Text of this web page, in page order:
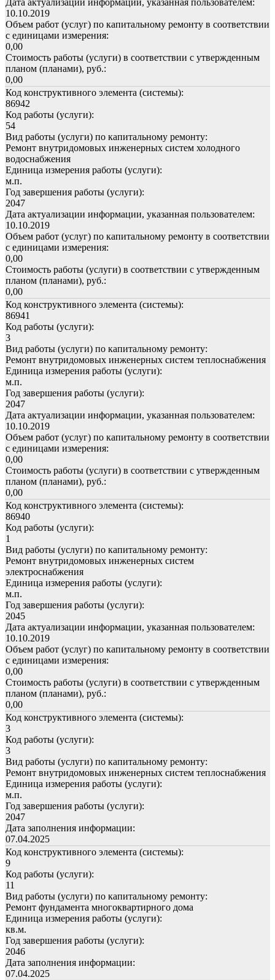
10.10.2019
Объем работ (услуг) по капитальному ремонту в соответствии
с единицами измерения:
0,00
Стоимость работы (услуги) в соответствии с утвержденным
планом (планами), руб.:
0,00
Код конструктивного элемента (системы):
86942
Код работы (услуги):
54
Вид работы (услуги) по капитальному ремонту:
Ремонт внутридомовых инженерных систем холодного
водоснабжения
Единица измерения работы (услуги):
м.п.
Год завершения работы (услуги):
2047
Дата актуализации информации, указанная пользователем:
10.10.2019
Объем работ (услуг) по капитальному ремонту в соответствии
с единицами измерения:
0,00
Стоимость работы (услуги) в соответствии с утвержденным
планом (планами), руб.:
0,00
Код конструктивного элемента (системы):
86941
Код работы (услуги):
3
Вид работы (услуги) по капитальному ремонту:
Ремонт внутридомовых инженерных систем теплоснабжения
Единица измерения работы (услуги):
м.п.
Год завершения работы (услуги):
2047
Дата актуализации информации, указанная пользователем:
10.10.2019
Объем работ (услуг) по капитальному ремонту в соответствии
с единицами измерения:
0,00
Стоимость работы (услуги) в соответствии с утвержденным
планом (планами), руб.:
0,00
Код конструктивного элемента (системы):
86940
Код работы (услуги):
1
Вид работы (услуги) по капитальному ремонту:
Ремонт внутридомовых инженерных систем
электроснабжения
Единица измерения работы (услуги):
м.п.
Год завершения работы (услуги):
2045
Дата актуализации информации, указанная пользователем:
10.10.2019
Объем работ (услуг) по капитальному ремонту в соответствии
с единицами измерения:
0,00
Стоимость работы (услуги) в соответствии с утвержденным
планом (планами), руб.:
0,00
Код конструктивного элемента (системы):
3
Код работы (услуги):
3
Вид работы (услуги) по капитальному ремонту:
Ремонт внутридомовых инженерных систем теплоснабжения
Единица измерения работы (услуги):
м.п.
Год завершения работы (услуги):
2047
Дата заполнения информации:
07.04.2025
Код конструктивного элемента (системы):
9
Код работы (услуги):
11
Вид работы (услуги) по капитальному ремонту:
Ремонт фундамента многоквартирного дома
Единица измерения работы (услуги):
кв.м.
Год завершения работы (услуги):
2046
Дата заполнения информации:
07.04.2025